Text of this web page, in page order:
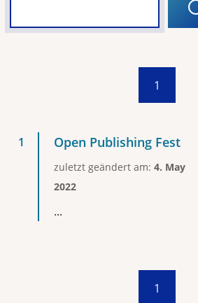
1
Open Publishing Fest
zuletzt geändert am: 4. May
2022
...
1